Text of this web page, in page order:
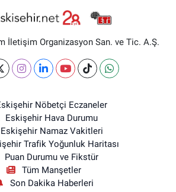
İletişim Organizasyon San. ve Tic. A.Ş.
Nöbetçi Eczaneler
Eskişehir Hava Durumu
Eskişehir Namaz Vakitleri
Trafik Yoğunluk Haritası
Puan Durumu ve Fikstür
Tüm Manşetler
Son Dakika Haberleri